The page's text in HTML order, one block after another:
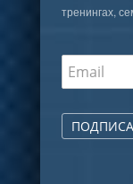
тренингах,